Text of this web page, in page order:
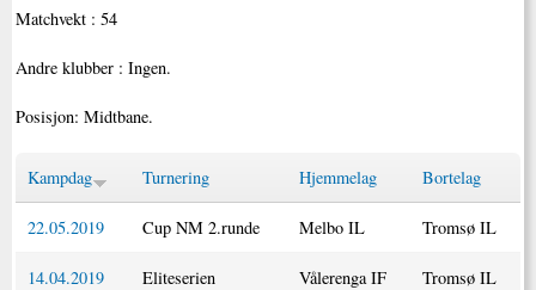
Matchvekt : 54
Andre klubber : Ingen.
Posisjon: Midtbane.
Kampdag Turnering Hjemmelag Bortelag
22.05.2019 Cup NM 2.runde Melbo IL Tromsø IL
14.04.2019 Eliteserien Vålerenga IF Tromsø IL